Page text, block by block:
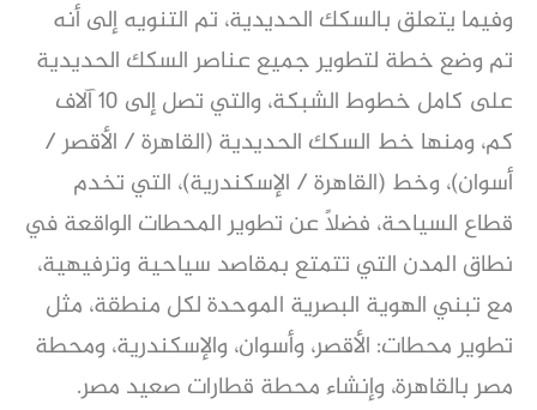
وفيما يتعلق بالسكك الحديدية، تم التنويه إلى أنه
تم وضع خطة لتطوير جميع عناصر السكك الحديدية
على كامل خطوط الشبكة، والتي تصل إلى 10 آلاف
كم، ومنها خط السكك الحديدية (القاهرة / الأقصر /
أسوان)، وخط (القاهرة / الإسكندرية)، التي تخدم
قطاع السياحة، فضلاً عن تطوير المحطات الواقعة في
نطاق المدن التي تتمتع بمقاصد سياحية وترفيهية،
مع تبني الهوية البصرية الموحدة لكل منطقة، مثل
تطوير محطات: الأقصر، وأسوان، والإسكندرية، ومحطة
مصر بالقاهرة، وإنشاء محطة قطارات صعيد مصر.